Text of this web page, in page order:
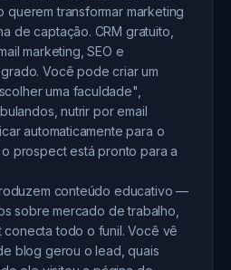
querem transformar marketing
de captação. CRM gratuito,
marketing, SEO e
Você pode criar um
uma faculdade",
nutrir por email
automaticamente para o
prospect está pronto para a
conteúdo educativo —
sobre mercado de trabalho,
todo o funil. Você vê
blog gerou o lead, quais